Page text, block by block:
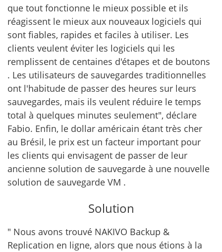
que tout fonctionne le mieux possible et ils
réagissent le mieux aux nouveaux logiciels qui
sont fiables, rapides et faciles à utiliser. Les
clients veulent éviter les logiciels qui les
remplissent de centaines d'étapes et de boutons
. Les utilisateurs de sauvegardes traditionnelles
ont l'habitude de passer des heures sur leurs
sauvegardes, mais ils veulent réduire le temps
total à quelques minutes seulement", déclare
Fabio. Enfin, le dollar américain étant très cher
au Brésil, le prix est un facteur important pour
les clients qui envisagent de passer de leur
ancienne solution de sauvegarde à une nouvelle
solution de sauvegarde VM .
Solution
" Nous avons trouvé NAKIVO Backup &
Replication en ligne, alors que nous étions à la